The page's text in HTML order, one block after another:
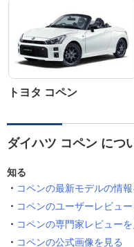
トヨタ コペン
ダイハツ コペン につ
知る
コペンの最新モデルの情
コペンのユーザーレビュ
コペンの専門家レビューを
コペンの公式画像を見る